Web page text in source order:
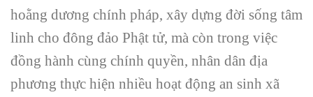
hoằng dương chính pháp, xây dựng đời sống tâm
linh cho đông đảo Phật tử, mà còn trong việc
đồng hành cùng chính quyền, nhân dân địa
phương thực hiện nhiều hoạt động an sinh xã